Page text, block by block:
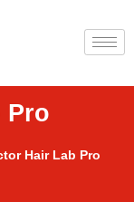
Pro
Hair Lab Pro